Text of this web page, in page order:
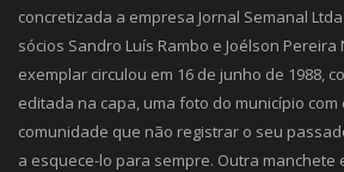
concretizada a empresa Jornal Semanal
sócios Sandro Luís Rambo e Joélson Pereira
exemplar circulou em 16 de junho de 1988,
editada na capa, uma foto do município com
comunidade que não registrar o seu
a esquece-lo para sempre. Outra manchete